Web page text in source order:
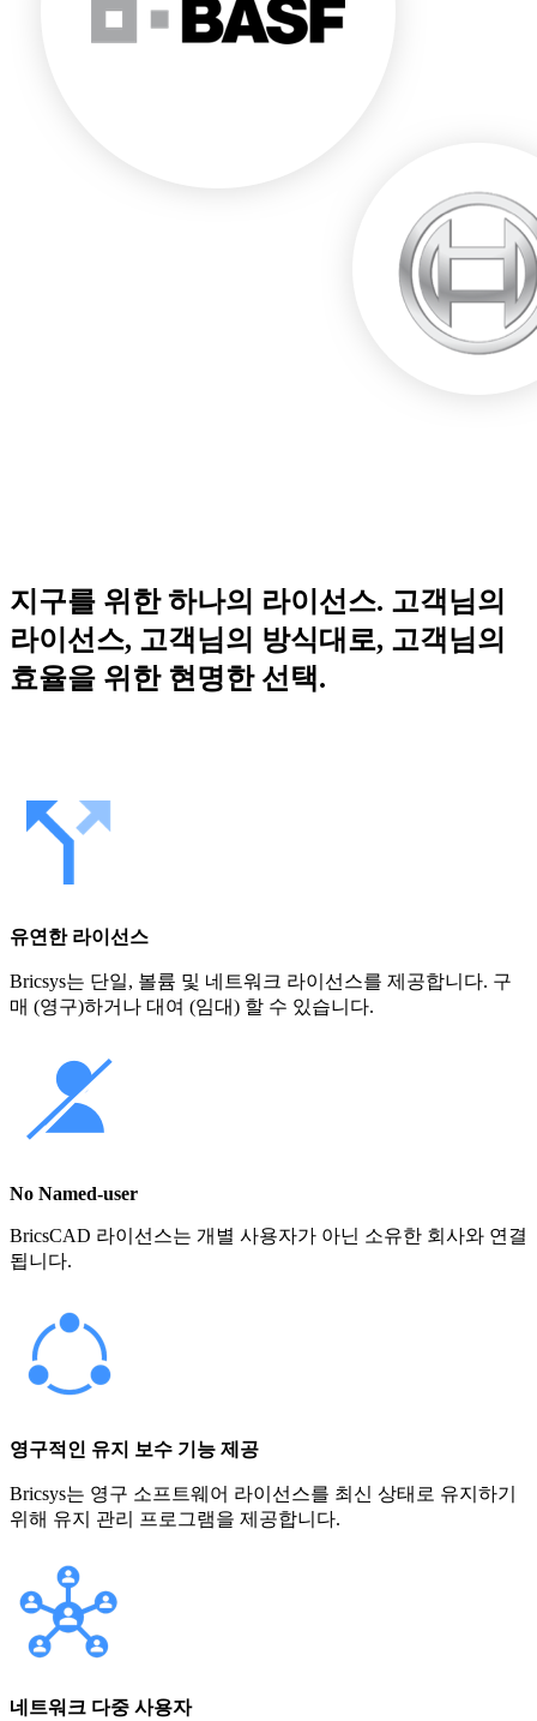
지구를 위한 하나의 라이선스. 고객님의
라이선스, 고객님의 방식대로, 고객님의
효율을 위한 현명한 선택.
유연한 라이선스
Bricsys는 단일, 볼륨 및 네트워크 라이선스를 제공합니다. 구
매 (영구)하거나 대여 (임대) 할 수 있습니다.
No Named-user
BricsCAD 라이선스는 개별 사용자가 아닌 소유한 회사와 연결
됩니다.
영구적인 유지 보수 기능 제공
Bricsys는 영구 소프트웨어 라이선스를 최신 상태로 유지하기
위해 유지 관리 프로그램을 제공합니다.
네트워크 다중 사용자